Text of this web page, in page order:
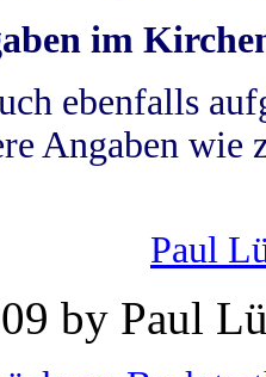
im
ebenfalls
Angaben wie
Paul
by Paul